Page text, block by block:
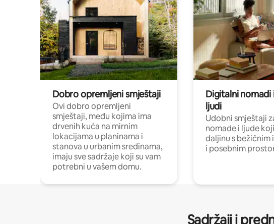
Dobro opremljeni smještaji
Ovi dobro opremljeni
smještaji, među kojima ima
drvenih kuća na mirnim
lokacijama u planinama i
stanova u urbanim sredinama,
imaju sve sadržaje koji su vam
potrebni u vašem domu.
Digitalni nomadi
ljudi
Udobni smještaji
nomade i ljude
daljinu s
i posebnim
Sadržaji i